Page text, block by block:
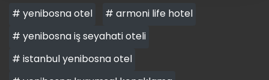
# yenibosna otel
# armoni life hotel
# yenibosna iş seyahati oteli
# istanbul yenibosna otel